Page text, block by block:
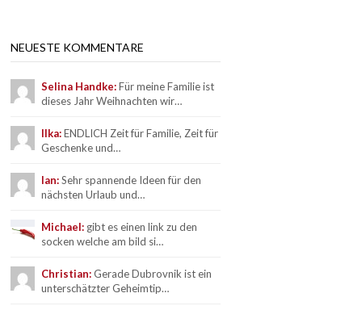
NEUESTE KOMMENTARE
Selina Handke:Für meine Familie ist
dieses Jahr Weihnachten wir…
Ilka:ENDLICH Zeit für Familie, Zeit für
Geschenke und…
Ian:Sehr spannende Ideen für den
nächsten Urlaub und…
Michael: gibt es einen link zu den
socken welche am bild si…
Christian:Gerade Dubrovnik ist ein
unterschätzter Geheimtip…